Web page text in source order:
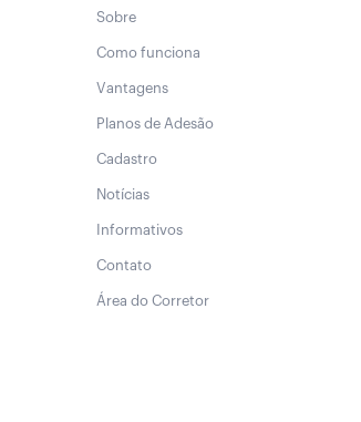
Sobre
Como funciona
Vantagens
Planos de Adesão
Cadastro
Notícias
Informativos
Contato
Área do Corretor